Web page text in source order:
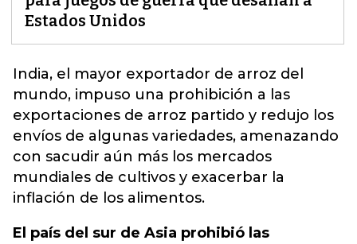
Estados Unidos
India, el mayor exportador de arroz del
mundo, impuso una prohibición a las
exportaciones de arroz partido y redujo los
envíos de algunas variedades, amenazando
con sacudir aún más los mercados
mundiales de cultivos y exacerbar la
inflación de los alimentos.
El país del sur de Asia prohibió las